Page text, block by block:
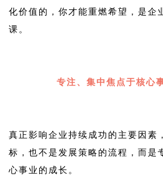
化价值的，你才能重燃希望，是企
课。
专注、集中焦点于核心
真正影响企业持续成功的主要因素
标，也不是发展策略的流程，而是
心事业的成长。